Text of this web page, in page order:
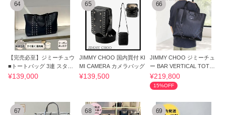
64
【完売必至】ジミーチュウ
■トートバッグ 3連 スター
スタッズ
¥139,000
65
JIMMY CHOO 国内買付 KI
MI CAMERA カメラバッグ
¥139,500
66
JIMMY CHOO ジミーチュ
ー BAR VERTICAL TOTE
M ZBC トート
¥219,800
15%OFF
67 68 69